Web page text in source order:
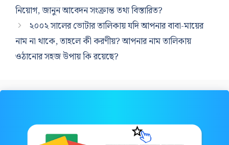
নিয়োগ, জানুন আবেদন সংক্রান্ত তথ্য বিস্তারিত?
২০০২ সালের ভোটার তালিকায় যদি আপনার বাবা-মায়ের
নাম না থাকে, তাহলে কী করণীয়? আপনার নাম তালিকায়
ওঠানোর সহজ উপায় কি রয়েছে?